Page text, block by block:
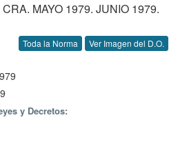
MAYO 1979. JUNIO 1979.
Toda la Norma Ver Imagen del D.O.
y Decretos: